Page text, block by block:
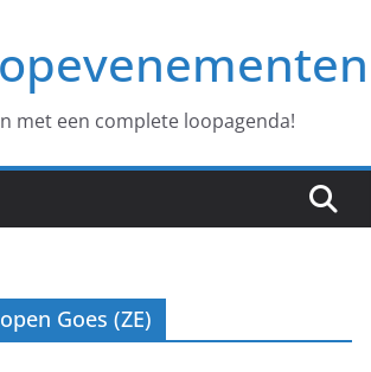
met een complete loopagenda!
Goes (ZE)